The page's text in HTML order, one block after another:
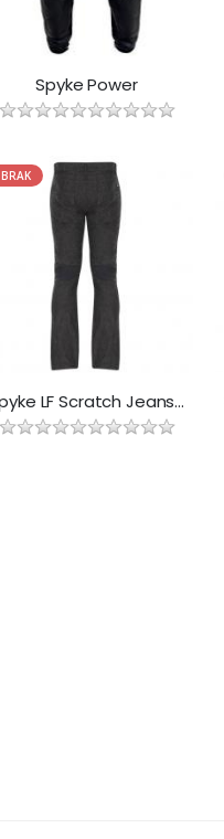
Spyke Power
BRAK
Spyke LF Scratch Jeans Man